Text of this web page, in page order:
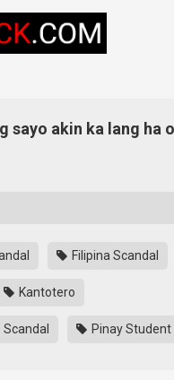
sayo akin ka lang ha
Filipina Scandal
Kantotero
Pinay Student